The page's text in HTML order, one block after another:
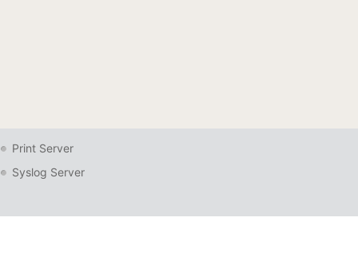
Print Server
Syslog Server